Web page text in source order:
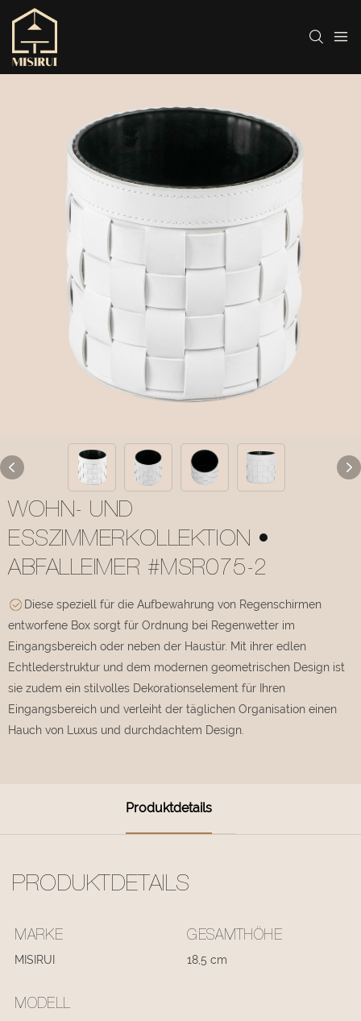
WOHN- UND
ESSZIMMERKOLLEKTION •
ABFALLEIMER #MSR075-2
Diese speziell für die Aufbewahrung von Regenschirmen
entworfene Box sorgt für Ordnung bei Regenwetter im
Eingangsbereich oder neben der Haustür. Mit ihrer edlen
Echtlederstruktur und dem modernen geometrischen Design ist
sie zudem ein stilvolles Dekorationselement für Ihren
Eingangsbereich und verleiht der täglichen Organisation einen
Hauch von Luxus und durchdachtem Design.
Produktdetails
PRODUKTDETAILS
MARKE
MISIRUI
GESAMTHÖHE
18,5 cm
MODELL